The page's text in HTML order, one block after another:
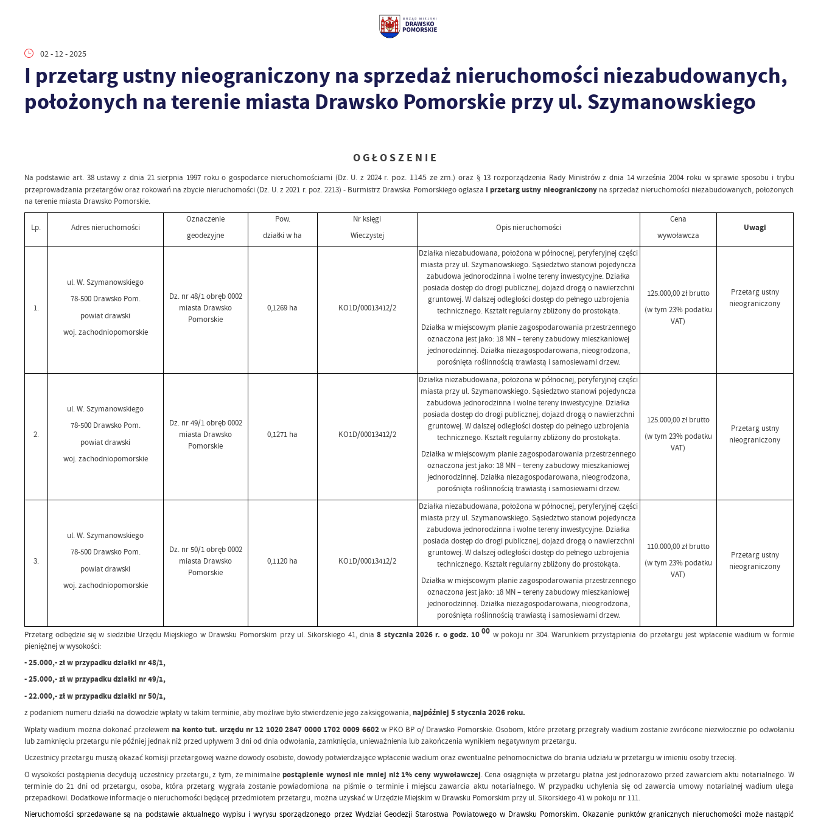
02 - 12 - 2025
I przetarg ustny nieograniczony na sprzedaż nieruchomości niezabudowanych,
położonych na terenie miasta Drawsko Pomorskie przy ul. Szymanowskiego
O G Ł O S Z E N I E
Na podstawie art. 38 ustawy z dnia 21 sierpnia 1997 roku o gospodarce nieruchomościami (Dz. U. z 2024 r. poz. 1145 ze zm.) oraz § 13 rozporządzenia Rady Ministrów z dnia 14 września 2004 roku w sprawie sposobu i trybu
przeprowadzania przetargów oraz rokowań na zbycie nieruchomości (Dz. U. z 2021 r. poz. 2213) - Burmistrz Drawska Pomorskiego ogłasza Iprzetarg ustny nieograniczonyna sprzedaż nieruchomości niezabudowanych, położonych
na terenie miasta Drawsko Pomorskie.
Lp. Adres nieruchomości
Oznaczenie
geodezyjne
Pow.
działki w ha
Nr księgi
Wieczystej
Opis nieruchomości
Cena
wywoławcza
Uwagi
1.
ul. W. Szymanowskiego
78-500 Drawsko Pom.
powiat drawski
woj. zachodniopomorskie
Dz. nr 48/1 obręb 0002
miasta Drawsko
Pomorskie
0,1269 ha KO1D/00013412/2
Działka niezabudowana, położona w północnej, peryferyjnej części
miasta przy ul. Szymanowskiego. Sąsiedztwo stanowi pojedyncza
zabudowa jednorodzinna i wolne tereny inwestycyjne. Działka
posiada dostęp do drogi publicznej, dojazd drogą o nawierzchni
gruntowej. W dalszej odległości dostęp do pełnego uzbrojenia
technicznego. Kształt regularny zbliżony do prostokąta.
Działka w miejscowym planie zagospodarowania przestrzennego
oznaczona jest jako: 18 MN – tereny zabudowy mieszkaniowej
jednorodzinnej. Działka niezagospodarowana, nieogrodzona,
porośnięta roślinnością trawiastą i samosiewami drzew.
125.000,00 zł brutto
(w tym 23% podatku
VAT)
Przetarg ustny
nieograniczony
2.
ul. W. Szymanowskiego
78-500 Drawsko Pom.
powiat drawski
woj. zachodniopomorskie
Dz. nr 49/1 obręb 0002
miasta Drawsko
Pomorskie
0,1271 ha KO1D/00013412/2
Działka niezabudowana, położona w północnej, peryferyjnej części
miasta przy ul. Szymanowskiego. Sąsiedztwo stanowi pojedyncza
zabudowa jednorodzinna i wolne tereny inwestycyjne. Działka
posiada dostęp do drogi publicznej, dojazd drogą o nawierzchni
gruntowej. W dalszej odległości dostęp do pełnego uzbrojenia
technicznego. Kształt regularny zbliżony do prostokąta.
Działka w miejscowym planie zagospodarowania przestrzennego
oznaczona jest jako: 18 MN – tereny zabudowy mieszkaniowej
jednorodzinnej. Działka niezagospodarowana, nieogrodzona,
porośnięta roślinnością trawiastą i samosiewami drzew.
125.000,00 zł brutto
(w tym 23% podatku
VAT)
Przetarg ustny
nieograniczony
3.
ul. W. Szymanowskiego
78-500 Drawsko Pom.
powiat drawski
woj. zachodniopomorskie
Dz. nr 50/1 obręb 0002
miasta Drawsko
Pomorskie
0,1120 ha KO1D/00013412/2
Działka niezabudowana, położona w północnej, peryferyjnej części
miasta przy ul. Szymanowskiego. Sąsiedztwo stanowi pojedyncza
zabudowa jednorodzinna i wolne tereny inwestycyjne. Działka
posiada dostęp do drogi publicznej, dojazd drogą o nawierzchni
gruntowej. W dalszej odległości dostęp do pełnego uzbrojenia
technicznego. Kształt regularny zbliżony do prostokąta.
Działka w miejscowym planie zagospodarowania przestrzennego
oznaczona jest jako: 18 MN – tereny zabudowy mieszkaniowej
jednorodzinnej. Działka niezagospodarowana, nieogrodzona,
porośnięta roślinnością trawiastą i samosiewami drzew.
110.000,00 zł brutto
(w tym 23% podatku
VAT)
Przetarg ustny
nieograniczony
Przetarg odbędzie się w siedzibie Urzędu Miejskiego w Drawsku Pomorskim przy ul. Sikorskiego 41, dnia 8 stycznia 2026 r. o godz. 1000 w pokoju nr 304. Warunkiem przystąpienia do przetargu jest wpłacenie wadium w formie
pieniężnej w wysokości:
- 25.000,- zł w przypadku działki nr 48/1,
- 25.000,- zł w przypadku działki nr 49/1,
- 22.000,- zł w przypadku działki nr 50/1,
z podaniem numeru działki na dowodzie wpłaty w takim terminie, aby możliwe było stwierdzenie jego zaksięgowania,najpóźniej 5 stycznia 2026 roku.
Wpłaty wadium można dokonać przelewemna konto tut. urzędu nr 12 1020 2847 0000 1702 0009 6602w PKO BP o/ Drawsko Pomorskie. Osobom, które przetarg przegrały wadium zostanie zwrócone niezwłocznie po odwołaniu
lub zamknięciu przetargu nie później jednak niż przed upływem 3 dni od dnia odwołania, zamknięcia, unieważnienia lub zakończenia wynikiem negatywnym przetargu.
Uczestnicy przetargu muszą okazać komisji przetargowej ważne dowody osobiste, dowody potwierdzające wpłacenie wadium oraz ewentualne pełnomocnictwa do brania udziału w przetargu w imieniu osoby trzeciej.
O wysokości postąpienia decydują uczestnicy przetargu, z tym, że minimalnepostąpienie wynosi nie mniej niż 1% ceny wywoławczej. Cena osiągnięta w przetargu płatna jest jednorazowo przed zawarciem aktu notarialnego. W
terminie do 21 dni od przetargu, osoba, która przetarg wygrała zostanie powiadomiona na piśmie o terminie i miejscu zawarcia aktu notarialnego. W przypadku uchylenia się od zawarcia umowy notarialnej wadium ulega
przepadkowi. Dodatkowe informacje o nieruchomości będącej przedmiotem przetargu, można uzyskać w Urzędzie Miejskim w Drawsku Pomorskim przy ul. Sikorskiego 41 w pokoju nr 111.
Nieruchomości sprzedawane są na podstawie aktualnego wypisu i wyrysu sporządzonego przez Wydział Geodezji Starostwa Powiatowego w Drawsku Pomorskim. Okazanie punktów granicznych nieruchomości może nastąpić